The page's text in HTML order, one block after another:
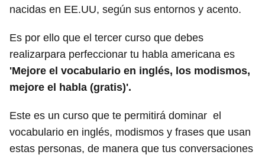
nacidas en EE.UU, según sus entornos y acento.
Es por ello que el tercer curso que debes
realizarpara perfeccionar tu habla americana es
'Mejore el vocabulario en inglés, los modismos,
mejore el habla (gratis)'.
Este es un curso que te permitirá dominar el
vocabulario en inglés, modismos y frases que usan
estas personas, de manera que tus conversaciones